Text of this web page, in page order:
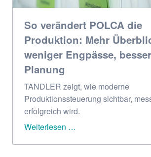
So verändert POLCA die
Produktion: Mehr
weniger Engpässe,
Planung
TANDLER zeigt, wie moderne
Produktionssteuerung sichtbar,
erfolgreich wird.
Weiterlesen …So